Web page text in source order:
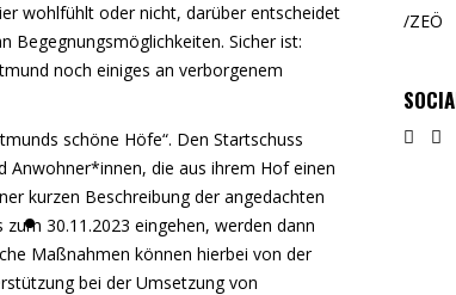
wohlfühlt oder nicht, darüber entscheidet
Begegnungsmöglichkeiten. Sicher ist:
noch einiges an verborgenem
schöne Höfe“. Den Startschuss
Anwohner*innen, die aus ihrem Hof einen
kurzen Beschreibung der angedachten
30.11.2023 eingehen, werden dann
Maßnahmen können hierbei von der
bei der Umsetzung von
ZEÖ